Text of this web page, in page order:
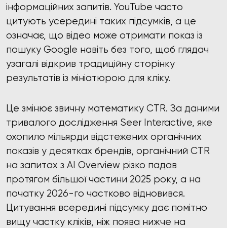
інформаційних запитів. YouTube часто
цитують усередині таких підсумків, а це
означає, що відео може отримати показ із
пошуку Google навіть без того, щоб глядач
узагалі відкрив традиційну сторінку
результатів із мініатюрою для кліку.
Це змінює звичну математику CTR. За даними
тривалого дослідження Seer Interactive, яке
охопило мільярди відстежених органічних
показів у десятках брендів, органічний CTR
на запитах з AI Overview різко падав
протягом більшої частини 2025 року, а на
початку 2026-го частково відновився.
Цитування всередині підсумку дає помітно
вищу частку кліків, ніж поява нижче на